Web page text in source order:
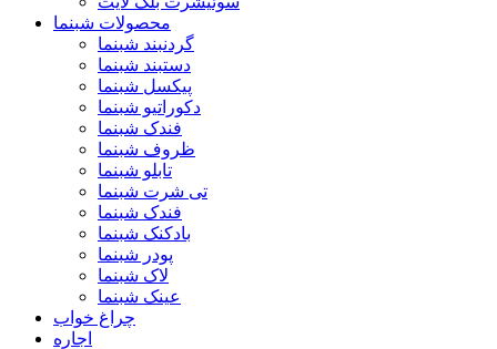
محصولات شبنما
گردنبند شبنما
دستبند شبنما
پیکسل شبنما
دکوراتیو شبنما
فندک شبنما
ظروف شبنما
تابلو شبنما
تی شرت شبنما
فندک شبنما
بادکنک شبنما
پودر شبنما
لاک شبنما
عینک شبنما
چراغ خواب
اجاره